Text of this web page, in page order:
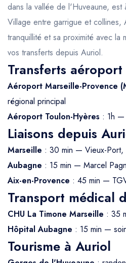
dans la vallée de l'Huveaune, est
Village entre garrigue et collines,
tranquillité et sa proximité avec la
vos transferts depuis Auriol.
Transferts
Aéroport Marseille-Provence
régional principal
Aéroport Toulon-Hyères : 1h —
Liaisons depuis
Marseille : 30 min — Vieux-Port,
Aubagne : 15 min — Marcel
Aix-en-Provence : 45 min —
Transport médical
CHU La Timone Marseille : 35
Hôpital Aubagne : 15 min —
Tourisme à Auriol